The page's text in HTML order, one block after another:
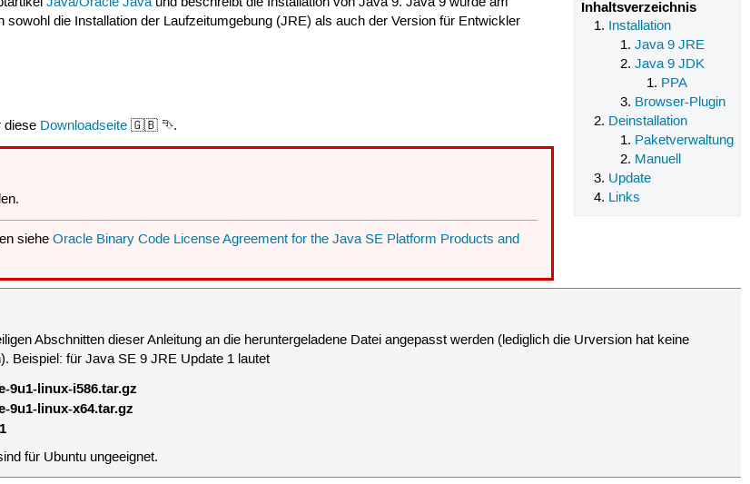
Inhaltsverzeichnis
Installation
Java 9 JRE
Java 9 JDK
PPA
Browser-Plugin
Deinstallation
Paketverwaltung
Manuell
Update
Links
die Installation der Laufzeitumgebung (JRE) als auch der Version für Entwickler
diese Downloadseite 🇬🇧 ⮷.
sieheOracle Binary Code License Agreement for the Java SE Platform Products and
Abschnitten dieser Anleitung an die heruntergeladene Datei angepasst werden (lediglich die Urversion hat keine
Beispiel: für Java SE 9 JRE Update 1 lautet
9u1-linux-i586.tar.gz
9u1-linux-x64.tar.gz
für Ubuntu ungeeignet.